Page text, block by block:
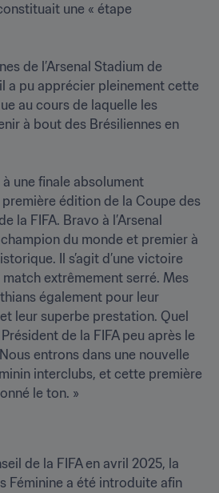
une « étape
de l’Arsenal Stadium de
a pu apprécier pleinement cette
à bout des Brésiliennes en
une finale absolument
édition de la Coupe des
la FIFA. Bravo à l’Arsenal
du monde et premier à
Il s’agit d’une victoire
match extrêmement serré. Mes
également pour leur
leur superbe prestation. Quel
Président de la FIFA peu après le
entrons dans une nouvelle
interclubs, et cette première
le ton. »
de la FIFA en avril 2025, la
Féminine a été introduite afin